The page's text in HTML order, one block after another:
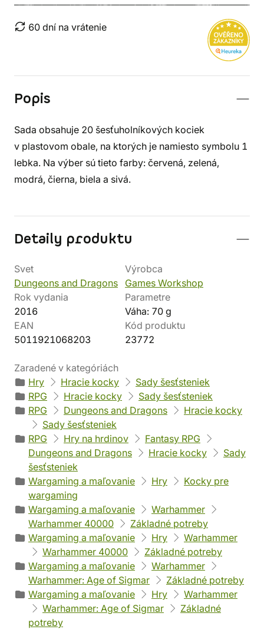
60 dní na vrátenie
Popis
Sada obsahuje 20 šesťuholníkových kociek
v plastovom obale, na ktorých je namiesto symbolu 1
lebka. Na výber sú tieto farby: červená, zelená,
modrá, čierna, biela a sivá.
Detaily produktu
Svet
Dungeons and Dragons
Výrobca
Games Workshop
Rok vydania
2016
Parametre
Váha: 70 g
EAN
5011921068203
Kód produktu
23772
Zaradené v kategóriách
Hry
Hracie kocky
Sady šesťsteniek
RPG
Hracie kocky
Sady šesťsteniek
RPG
Dungeons and Dragons
Hracie kocky
Sady šesťsteniek
RPG
Hry na hrdinov
Fantasy RPG
Dungeons and Dragons
Hracie kocky
Sady
šesťsteniek
Wargaming a maľovanie
Hry
Kocky pre
wargaming
Wargaming a maľovanie
Warhammer
Warhammer 40000
Základné potreby
Wargaming a maľovanie
Hry
Warhammer
Warhammer 40000
Základné potreby
Wargaming a maľovanie
Warhammer
Warhammer: Age of Sigmar
Základné potreby
Wargaming a maľovanie
Hry
Warhammer
Warhammer: Age of Sigmar
Základné
potreby